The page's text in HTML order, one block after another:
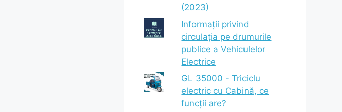
(2023)
Informații privind
circulația pe drumurile
publice a Vehiculelor
Electrice
GL 35000 - Triciclu
electric cu Cabină, ce
funcții are?